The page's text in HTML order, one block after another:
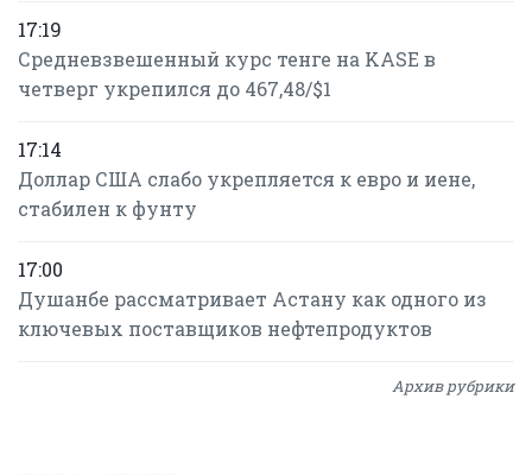
17:19
Средневзвешенный курс тенге на KASE в
четверг укрепился до 467,48/$1
17:14
Доллар США слабо укрепляется к евро и иене,
стабилен к фунту
17:00
Душанбе рассматривает Астану как одного из
ключевых поставщиков нефтепродуктов
Архив рубрики